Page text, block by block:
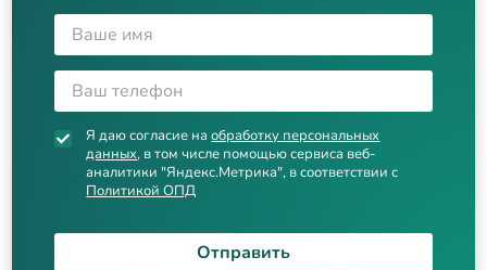
Я даю согласие наобработку персональных
данных, в том числе помощью сервиса веб-
аналитики "Яндекс.Метрика", в соответствии с
Политикой ОПД
Отправить